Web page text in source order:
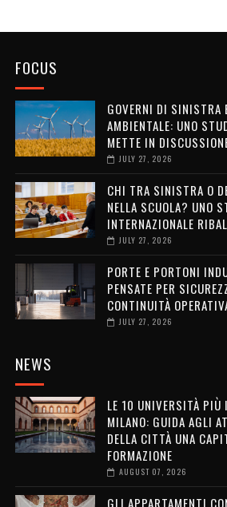
FOCUS
GOVERNI DI SINISTRA
AMBIENTALE: UNO
METTE IN
JULY 27, 2026
CHI TRA SINISTRA O
NELLA SCUOLA? UNO
INTERNAZIONALE
JULY 27, 2026
PORTE E PORTONI
PENSATE PER
CONTINUITÀ
JULY 27, 2026
NEWS
LE 10 UNIVERSITÀ PIÙ
MILANO: GUIDA AGLI
DELLA CITTÀ UNA
FORMAZIONE
AUGUST 07, 2026
GLI APPARTAMENTI